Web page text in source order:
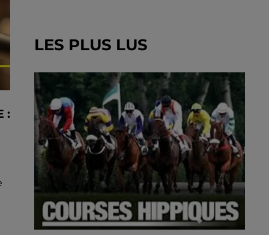
:
LES PLUS LUS